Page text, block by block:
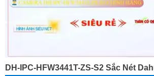
DH-IPC-HFW3441T-ZS-S2 Sắc Nét